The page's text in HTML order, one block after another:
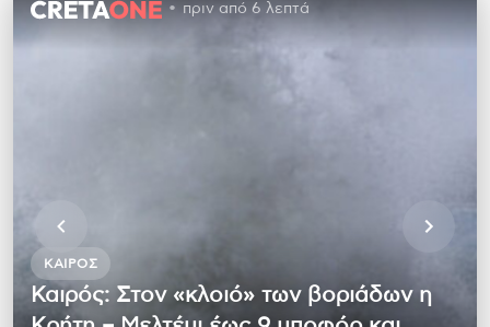
πριν από 6 λεπτά
ΚΑΙΡΌΣ
Καιρός: Στον «κλοιό» των βοριάδων η